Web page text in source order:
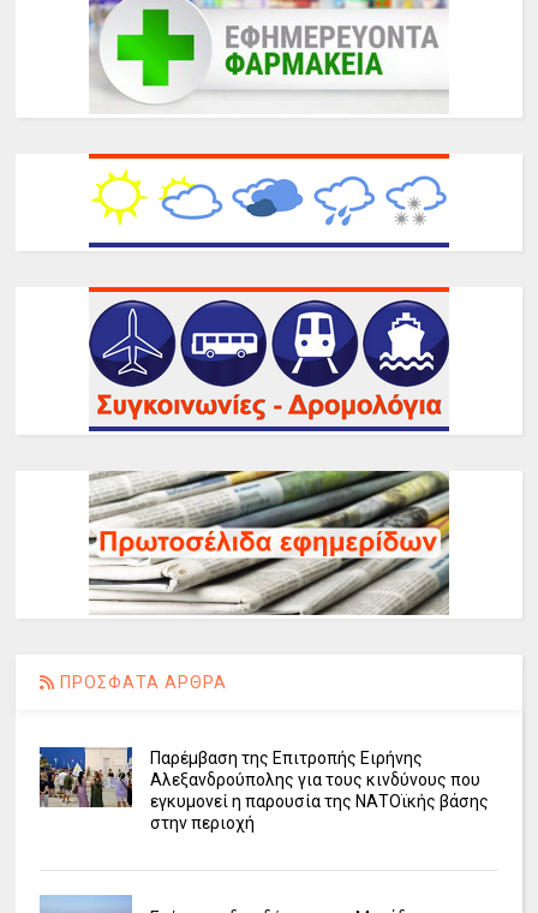
ΠΡΟΣΦΑΤΑ ΑΡΘΡΑ
Παρέμβαση της Επιτροπής Ειρήνης
Αλεξανδρούπολης για τους κινδύνους που
εγκυμονεί η παρουσία της ΝΑΤΟϊκής βάσης
στην περιοχή